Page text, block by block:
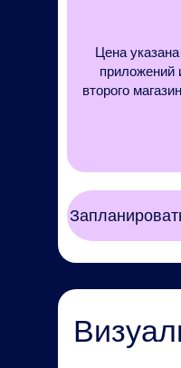
Цена
приложений
второго